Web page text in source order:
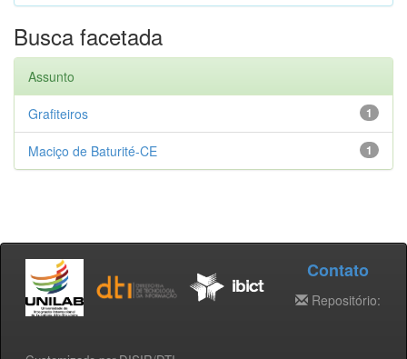
Busca facetada
Assunto
1
Grafiteiros
1
Maciço de Baturité-CE
Contato
Repositório: